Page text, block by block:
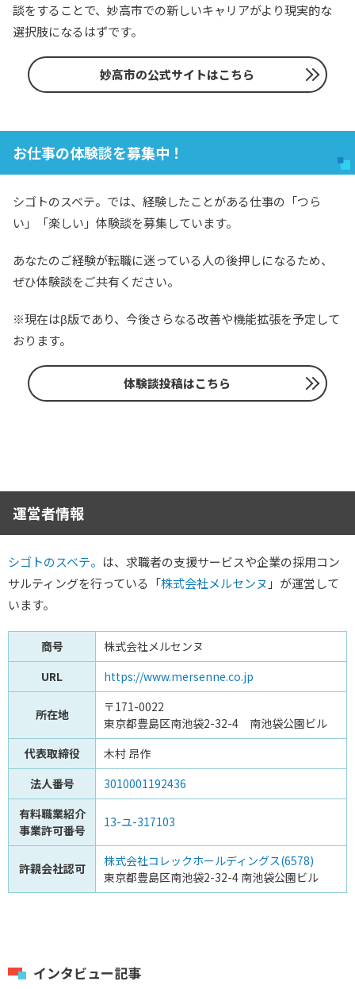
談をすることで、妙高市での新しいキャリアがより現実的な
選択肢になるはずです。
妙高市の公式サイトはこちら
お仕事の体験談を募集中！
シゴトのスベテ。では、経験したことがある仕事の「つら
い」「楽しい」体験談を募集しています。
あなたのご経験が転職に迷っている人の後押しになるため、
ぜひ体験談をご共有ください。
※現在はβ版であり、今後さらなる改善や機能拡張を予定して
おります。
体験談投稿はこちら
運営者情報
シゴトのスベテ。 は、求職者の支援サービスや企業の採用コン
サルティングを行っている「株式会社メルセンヌ 」が運営して
います。
商号
株式会社メルセンヌ
URL
https://www.mersenne.co.jp
所在地
〒171-0022
東京都豊島区南池袋2-32-4 南池袋公園ビル
代表取締役
木村 昂作
法人番号
3010001192436
有料職業紹介
事業許可番号
13-ユ-317103
許親会社認可
株式会社コレックホールディングス(6578)
東京都豊島区南池袋2-32-4 南池袋公園ビル
インタビュー記事